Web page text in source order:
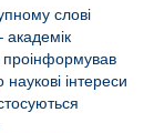
слові
інтереси